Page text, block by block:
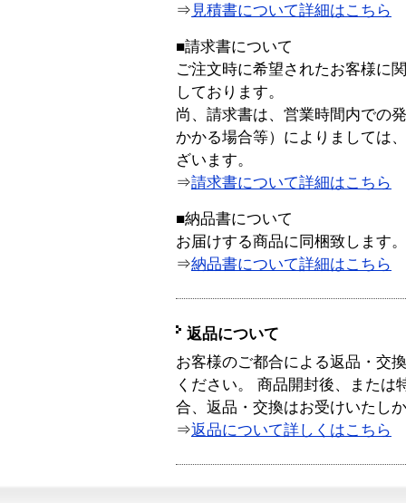
⇒ 見積書について詳細はこちら
■請求書について
ご注文時に希望されたお客様に
しております。
尚、請求書は、営業時間内での
かかる場合等）によりましては
ざいます。
⇒請求書について詳細はこちら
■納品書について
お届けする商品に同梱致します。
⇒納品書について詳細はこちら
返品について
お客様のご都合による返品・交
ください。 商品開封後、または
合、返品・交換はお受けいたし
⇒返品について詳しくはこちら